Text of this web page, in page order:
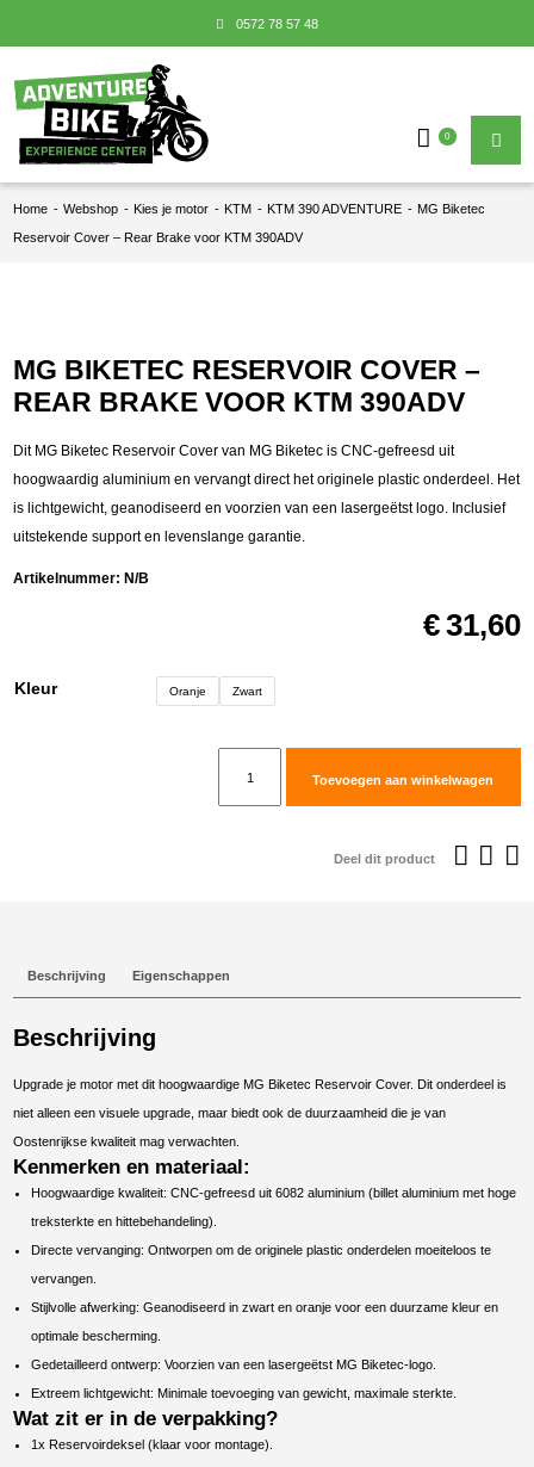
0572 78 57 48
0
Home - Webshop - Kies je motor - KTM - KTM 390 ADVENTURE - MG Biketec
Reservoir Cover – Rear Brake voor KTM 390ADV
MG BIKETEC RESERVOIR COVER –
REAR BRAKE VOOR KTM 390ADV
Artikelnummer: N/B
Dit MG Biketec Reservoir Cover van MG Biketec is CNC-gefreesd uit
hoogwaardig aluminium en vervangt direct het originele plastic onderdeel. Het
is lichtgewicht, geanodiseerd en voorzien van een lasergeëtst logo. Inclusief
uitstekende support en levenslange garantie.
€31,60
Kleur Oranje Zwart
Toevoegen aan winkelwagen
Deel dit product
Beschrijving Eigenschappen
Beschrijving
Upgrade je motor met dit hoogwaardige MG Biketec Reservoir Cover. Dit onderdeel is
niet alleen een visuele upgrade, maar biedt ook de duurzaamheid die je van
Oostenrijkse kwaliteit mag verwachten.
Kenmerken en materiaal:
Hoogwaardige kwaliteit: CNC-gefreesd uit 6082 aluminium (billet aluminium met hoge
treksterkte en hittebehandeling).
Directe vervanging: Ontworpen om de originele plastic onderdelen moeiteloos te
vervangen.
Stijlvolle afwerking: Geanodiseerd in zwart en oranje voor een duurzame kleur en
optimale bescherming.
Gedetailleerd ontwerp: Voorzien van een lasergeëtst MG Biketec-logo.
Extreem lichtgewicht: Minimale toevoeging van gewicht, maximale sterkte.
Wat zit er in de verpakking?
1x Reservoirdeksel (klaar voor montage).